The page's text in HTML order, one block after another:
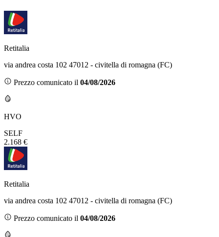
Retitalia
via andrea costa 102 47012 - civitella di romagna (FC)
Prezzo comunicato il 04/08/2026
HVO
SELF
2.168 €
Retitalia
via andrea costa 102 47012 - civitella di romagna (FC)
Prezzo comunicato il 04/08/2026